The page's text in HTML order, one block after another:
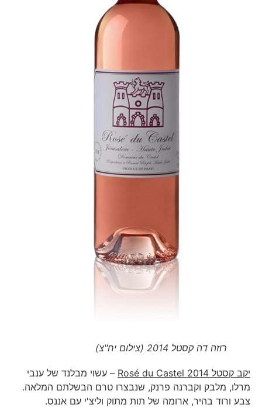
רוזה דה קסטל 2014 (צילום יח"צ)
יקב קסטלRosé du Castel 2014– עשוי מבלנד של ענבי
מרלו, מלבק וקברנה פרנק, שנבצרו טרם הבשלתם המלאה.
צבע ורוד בהיר, ארומה של תות מתוק וליצ'י עם אננס.